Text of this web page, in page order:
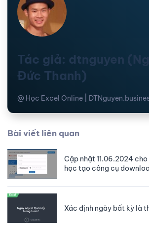
Tác giả: dtnguyen
Đức Thanh)
@ Học Excel Online |
Bài viết liên quan
Cập nhật 11.06.2024
học tạo công cụ
Xác định ngày bất kỳ là